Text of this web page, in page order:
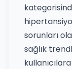
sorunları
sağlık